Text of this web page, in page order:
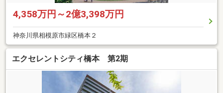
4,358万円～2億3,398万円
神奈川県相模原市緑区橋本２
エクセレントシティ橋本 第2期